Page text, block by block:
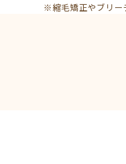
※縮毛矯正やブリー